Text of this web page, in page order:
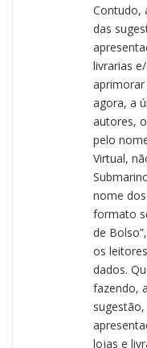
Contudo,
das
livrarias
aprimorar
agora, a
autores,
pelo
Virtual,
nome
formato
de
os
dados.
fazendo,
lojas e